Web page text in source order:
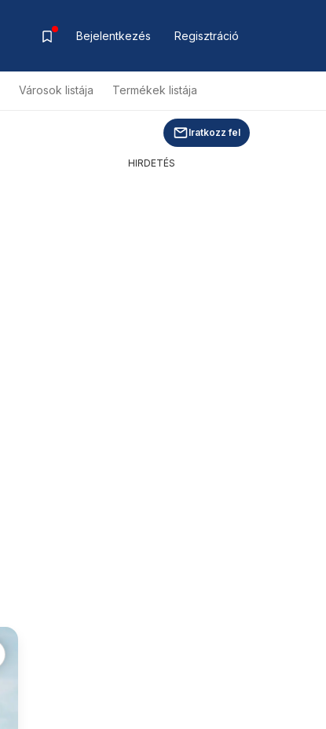
Bejelentkezés Regisztráció
Városok listája Termékek listája
Iratkozz fel
HIRDETÉS